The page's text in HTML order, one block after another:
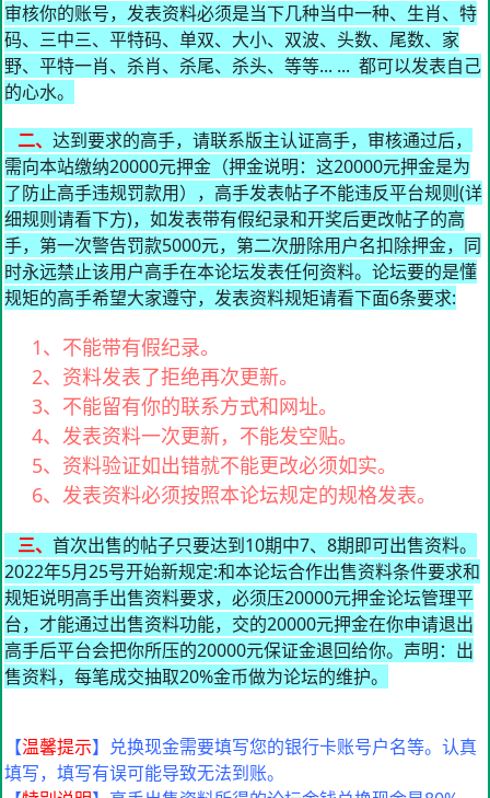
审核你的账号，发表资料必须是当下几种当中一种、生肖、特
码、三中三、平特码、单双、大小、双波、头数、尾数、家
野、平特一肖、杀肖、杀尾、杀头、等等... ... 都可以发表自己
的心水。
二、 达到要求的高手，请联系版主认证高手，审核通过后，
需向本站缴纳20000元押金（押金说明：这20000元押金是为
了防止高手违规罚款用），高手发表帖子不能违反平台规则(详
细规则请看下方)，如发表带有假纪录和开奖后更改帖子的高
手，第一次警告罚款5000元，第二次册除用户名扣除押金，同
时永远禁止该用户高手在本论坛发表任何资料。论坛要的是懂
规矩的高手希望大家遵守，发表资料规矩请看下面6条要求:
1、不能带有假纪录。
2、资料发表了拒绝再次更新。
3、不能留有你的联系方式和网址。
4、发表资料一次更新，不能发空贴。
5、资料验证如出错就不能更改必须如实。
6、发表资料必须按照本论坛规定的规格发表。
三、 首次出售的帖子只要达到10期中7、8期即可出售资料。
2022年5月25号开始新规定:和本论坛合作出售资料条件要求和
规矩说明高手出售资料要求，必须压20000元押金论坛管理平
台，才能通过出售资料功能，交的20000元押金在你申请退出
高手后平台会把你所压的20000元保证金退回给你。声明：出
售资料，每笔成交抽取20%金币做为论坛的维护。
【温馨提示】兑换现金需要填写您的银行卡账号户名等。认真
填写，填写有误可能导致无法到账。